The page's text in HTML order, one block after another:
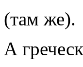
(там же).
А